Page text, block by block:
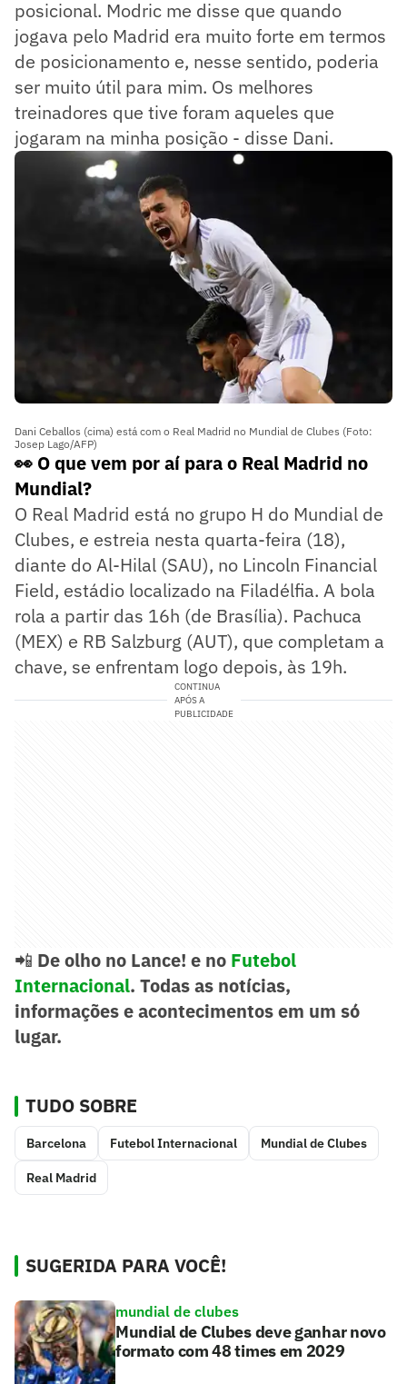
posicional. Modric me disse que quando
jogava pelo Madrid era muito forte em termos
de posicionamento e, nesse sentido, poderia
ser muito útil para mim. Os melhores
treinadores que tive foram aqueles que
jogaram na minha posição - disse Dani.
Dani Ceballos (cima) está com o Real Madrid no Mundial de Clubes (Foto:
Josep Lago/AFP)
👀 O que vem por aí para o Real Madrid no
Mundial?
O Real Madrid está no grupo H do Mundial de
Clubes, e estreia nesta quarta-feira (18),
diante do Al-Hilal (SAU), no Lincoln Financial
Field, estádio localizado na Filadélfia. A bola
rola a partir das 16h (de Brasília). Pachuca
(MEX) e RB Salzburg (AUT), que completam a
chave, se enfrentam logo depois, às 19h.
CONTINUA
APÓS A
PUBLICIDADE
📲 De olho no Lance! e no Futebol
Internacional. Todas as notícias,
informações e acontecimentos em um só
lugar.
TUDO SOBRE
Barcelona Futebol Internacional Mundial de Clubes
Real Madrid
SUGERIDA PARA VOCÊ!
mundial de clubes
Mundial de Clubes deve ganhar novo
formato com 48 times em 2029